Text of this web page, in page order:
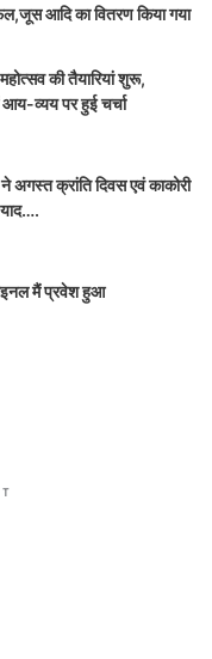
आदि का वितरण किया गया
की तैयारियां शुरू,
व्यय पर हुई चर्चा
अगस्त क्रांति दिवस एवं काकोरी
मैं प्रवेश हुआ